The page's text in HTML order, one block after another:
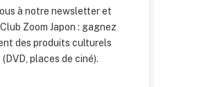
à notre newsletter et
Zoom Japon : gagnez
des produits culturels
places de ciné).